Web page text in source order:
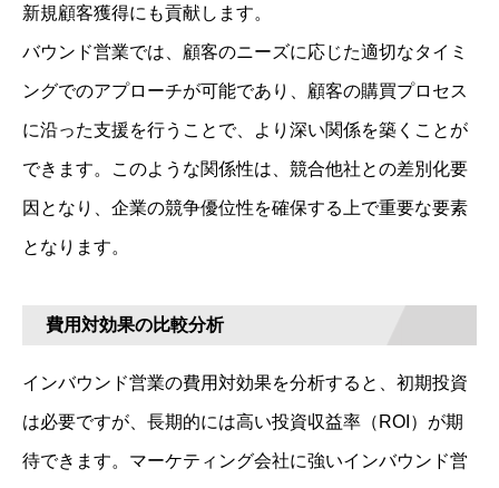
新規顧客獲得にも貢献します。
バウンド営業では、顧客のニーズに応じた適切なタイミ
ングでのアプローチが可能であり、顧客の購買プロセス
に沿った支援を行うことで、より深い関係を築くことが
できます。このような関係性は、競合他社との差別化要
因となり、企業の競争優位性を確保する上で重要な要素
となります。
費用対効果の比較分析
インバウンド営業の費用対効果を分析すると、初期投資
は必要ですが、長期的には高い投資収益率（ROI）が期
待できます。マーケティング会社に強いインバウンド営